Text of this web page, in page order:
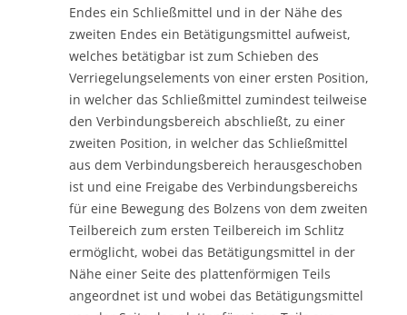
Endes ein Schließmittel und in der Nähe des
zweiten Endes ein Betätigungsmittel aufweist,
welches betätigbar ist zum Schieben des
Verriegelungselements von einer ersten Position,
in welcher das Schließmittel zumindest teilweise
den Verbindungsbereich abschließt, zu einer
zweiten Position, in welcher das Schließmittel
aus dem Verbindungsbereich herausgeschoben
ist und eine Freigabe des Verbindungsbereichs
für eine Bewegung des Bolzens von dem zweiten
Teilbereich zum ersten Teilbereich im Schlitz
ermöglicht, wobei das Betätigungsmittel in der
Nähe einer Seite des plattenförmigen Teils
angeordnet ist und wobei das Betätigungsmittel